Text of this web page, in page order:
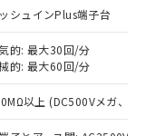
シュインPlus端子台
的: 最大30回/分
的: 最大60回/分
以上 (DC500Vメガ、点
器事業取扱
標準価格
もので
の中には、
商品もある
物質）の
確認中の
物で、有
。
品として
合などや
国RoHSの
。
国RoHSの
す。
うち、外国